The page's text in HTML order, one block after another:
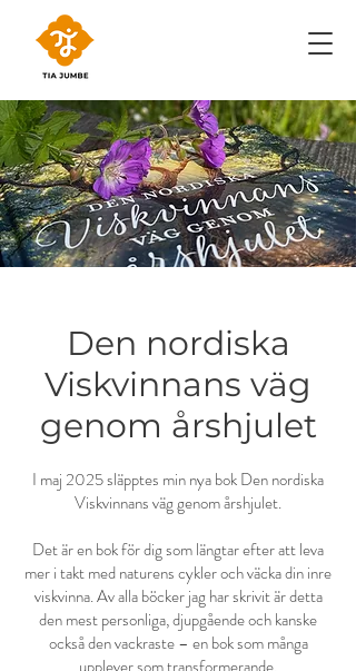
Den nordiska
Viskvinnans väg
genom årshjulet
I maj 2025 släpptes min nya bok Den nordiska
Viskvinnans väg genom årshjulet.
Det är en bok för dig som längtar efter att leva
mer i takt med naturens cykler och väcka din inre
viskvinna. Av alla böcker jag har skrivit är detta
den mest personliga, djupgående och kanske
också den vackraste – en bok som många